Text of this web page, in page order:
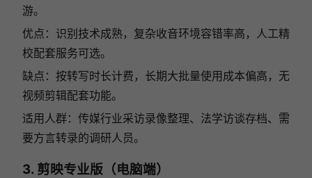
游。
优点：识别技术成熟，复杂收音环境容错率高，人工精
校配套服务可选。
缺点：按转写时长计费，长期大批量使用成本偏高，无
视频剪辑配套功能。
适用人群：传媒行业采访录像整理、法学访谈存档、需
要方言转录的调研人员。
3. 剪映专业版（电脑端）